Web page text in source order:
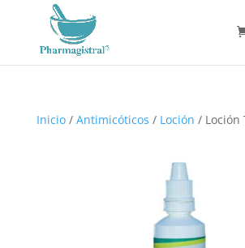
Búsqueda
productos
Inicio/ Antimicóticos / Loción / Loción